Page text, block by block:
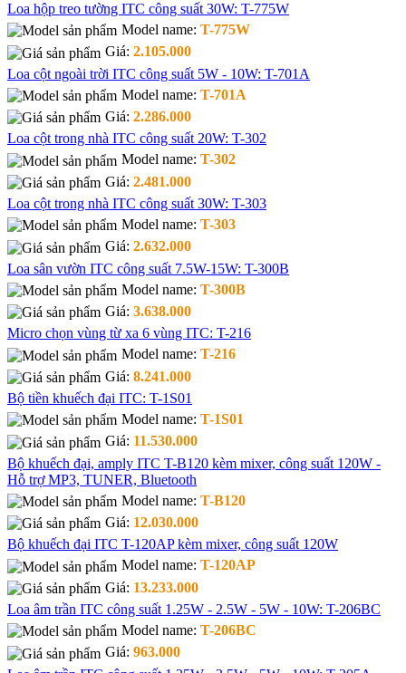
Loa hộp treo tường ITC công suất 30W: T-775W
Model name: T-775W
Giá: 2.105.000
Loa cột ngoài trời ITC công suất 5W - 10W: T-701A
Model name: T-701A
Giá: 2.286.000
Loa cột trong nhà ITC công suất 20W: T-302
Model name: T-302
Giá: 2.481.000
Loa cột trong nhà ITC công suất 30W: T-303
Model name: T-303
Giá: 2.632.000
Loa sân vườn ITC công suất 7.5W-15W: T-300B
Model name: T-300B
Giá: 3.638.000
Micro chọn vùng từ xa 6 vùng ITC: T-216
Model name: T-216
Giá: 8.241.000
Bộ tiền khuếch đại ITC: T-1S01
Model name: T-1S01
Giá: 11.530.000
Bộ khuếch đại, amply ITC T-B120 kèm mixer, công suất 120W -
Hỗ trợ MP3, TUNER, Bluetooth
Model name: T-B120
Giá: 12.030.000
Bộ khuếch đại ITC T-120AP kèm mixer, công suất 120W
Model name: T-120AP
Giá: 13.233.000
Loa âm trần ITC công suất 1.25W - 2.5W - 5W - 10W: T-206BC
Model name: T-206BC
Giá: 963.000